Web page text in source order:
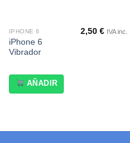
IPHONE 6
iPhone 6
Vibrador
2,50€ IVA inc.
AÑADIR